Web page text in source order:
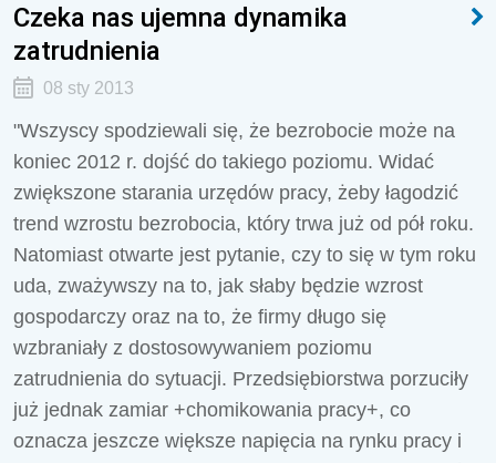
Czeka nas ujemna dynamika
zatrudnienia
08 sty 2013
"Wszyscy spodziewali się, że bezrobocie może na
koniec 2012 r. dojść do takiego poziomu. Widać
zwiększone starania urzędów pracy, żeby łagodzić
trend wzrostu bezrobocia, który trwa już od pół roku.
Natomiast otwarte jest pytanie, czy to się w tym roku
uda, zważywszy na to, jak słaby będzie wzrost
gospodarczy oraz na to, że firmy długo się
wzbraniały z dostosowywaniem poziomu
zatrudnienia do sytuacji. Przedsiębiorstwa porzuciły
już jednak zamiar +chomikowania pracy+, co
oznacza jeszcze większe napięcia na rynku pracy i